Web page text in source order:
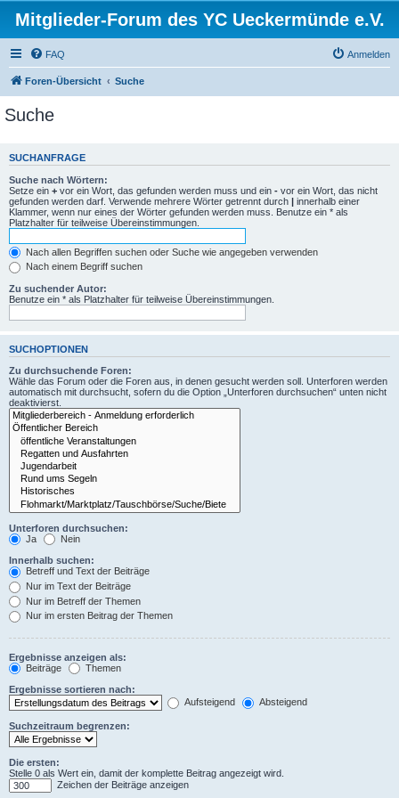
Mitglieder-Forum des YC Ueckermünde e.V.
FAQ Anmelden
Foren-Übersicht Suche
Suche
SUCHANFRAGE
Suche nach Wörtern:
Setze ein + vor ein Wort, das gefunden werden muss und ein - vor ein Wort, das nicht
gefunden werden darf. Verwende mehrere Wörter getrennt durch | innerhalb einer
Klammer, wenn nur eines der Wörter gefunden werden muss. Benutze ein * als
Platzhalter für teilweise Übereinstimmungen.
Nach allen Begriffen suchen oder Suche wie angegeben verwenden
Nach einem Begriff suchen
Zu suchender Autor:
Benutze ein * als Platzhalter für teilweise Übereinstimmungen.
SUCHOPTIONEN
Zu durchsuchende Foren:
Wähle das Forum oder die Foren aus, in denen gesucht werden soll. Unterforen werden
automatisch mit durchsucht, sofern du die Option „Unterforen durchsuchen“ unten nicht
deaktivierst.
Unterforen durchsuchen:
Ja
Nein
Innerhalb suchen:
Betreff und Text der Beiträge
Nur im Text der Beiträge
Nur im Betreff der Themen
Nur im ersten Beitrag der Themen
Ergebnisse anzeigen als:
Beiträge
Themen
Ergebnisse sortieren nach:
Aufsteigend
Absteigend
Suchzeitraum begrenzen:
Die ersten:
Stelle 0 als Wert ein, damit der komplette Beitrag angezeigt wird.
Zeichen der Beiträge anzeigen